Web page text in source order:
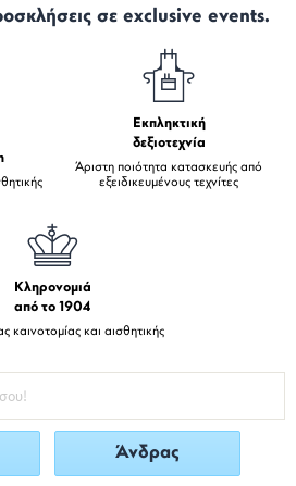
σε exclusive events.
Εκπληκτική
δεξιοτεχνία
Άριστη ποιότητα κατασκευής από
εξειδικευμένους τεχνίτες
Κληρονομιά
από το 1904
καινοτομίας και αισθητικής
Άνδρας